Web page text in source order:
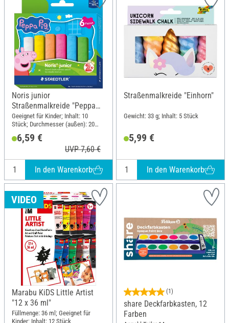
Noris junior
Straßenmalkreide "Peppa
Pig", 6 Farben
Geeignet für Kinder; Inhalt: 10
Stück; Durchmesser (außen): 20
6,59 €
UVP 7,60 €
In den Warenkorb
Straßenmalkreide "Einhorn"
Gewicht: 33 g; Inhalt: 5 Stück
5,99 €
In den Warenkorb
VIDEO
Marabu KiDS Little Artist
"12 x 36 ml"
Füllmenge: 36 ml; Geeignet für
Kinder; Inhalt: 12 Stück
(1)
share Deckfarbkasten, 12
Farben